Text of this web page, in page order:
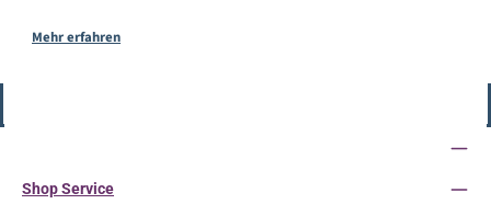
Mehr erfahren
Shop Service